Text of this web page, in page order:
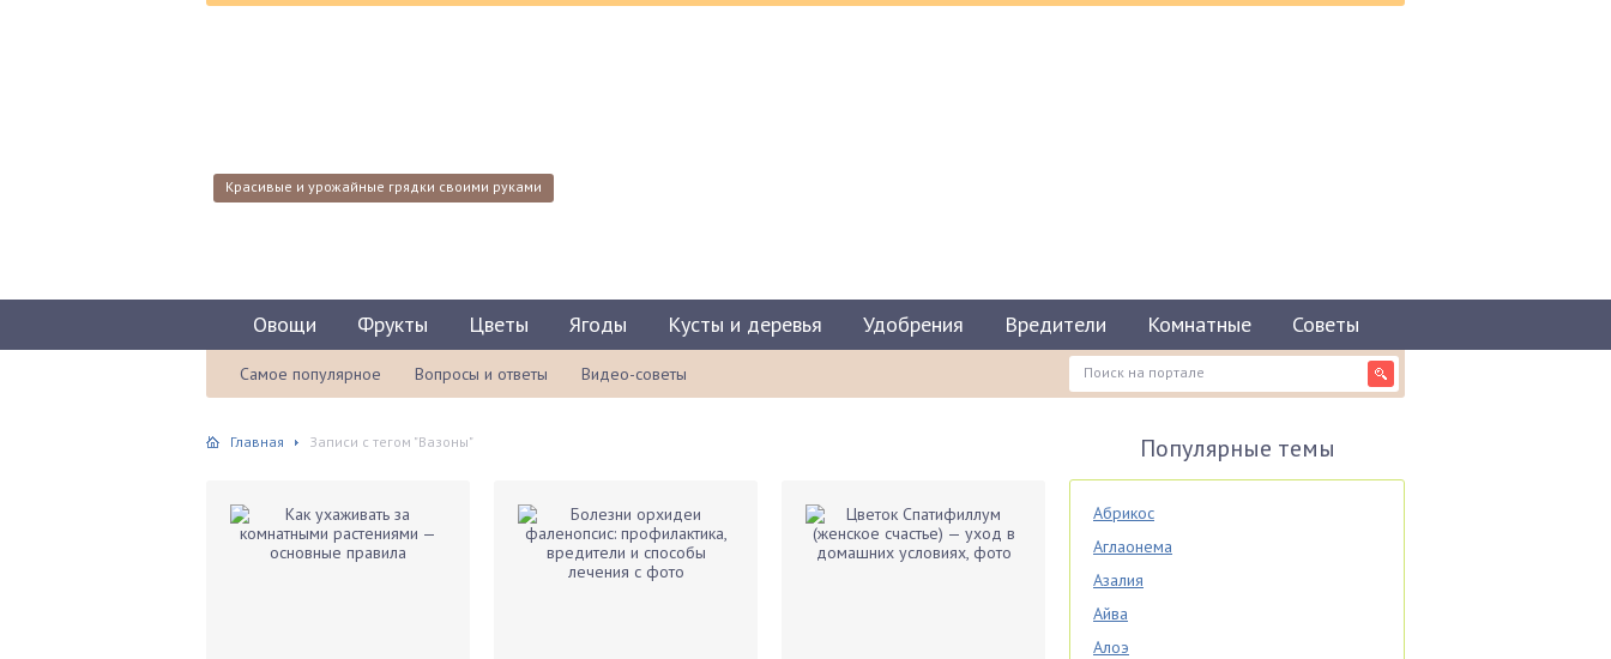
Красивые и урожайные грядки своими руками
Овощи Фрукты Цветы Ягоды Кусты и деревья Удобрения Вредители Комнатные Советы
Самое популярное Вопросы и ответы Видео-советы
Главная Записи с тегом "Вазоны" Популярные темы
Абрикос
Аглаонема
Азалия
Айва
Алоэ